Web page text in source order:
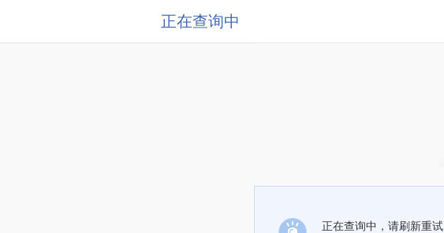
正在查询中
正在查询中，请刷新重试